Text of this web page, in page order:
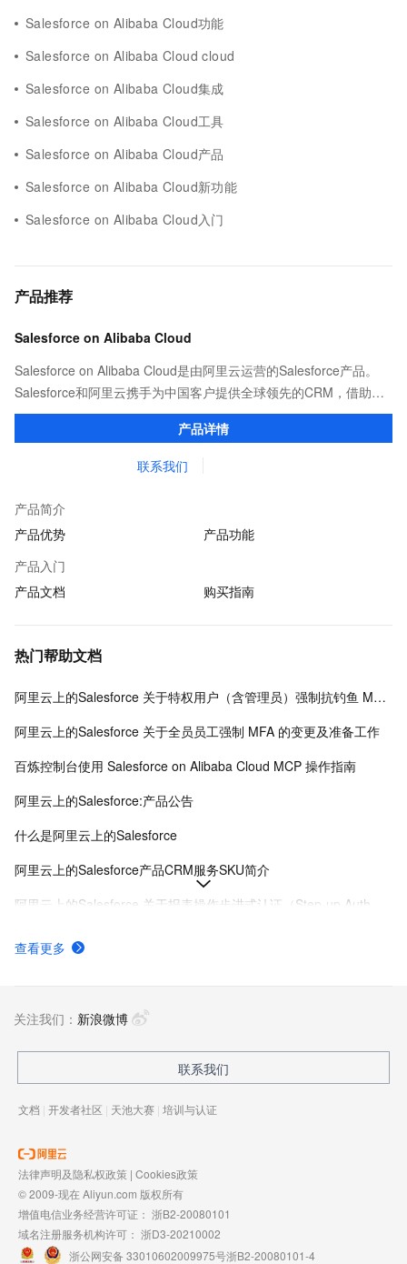
Salesforce on Alibaba Cloud功能
Salesforce on Alibaba Cloud cloud
Salesforce on Alibaba Cloud集成
Salesforce on Alibaba Cloud工具
Salesforce on Alibaba Cloud产品
Salesforce on Alibaba Cloud新功能
Salesforce on Alibaba Cloud入门
产品推荐
Salesforce on Alibaba Cloud
Salesforce on Alibaba Cloud是由阿里云运营的Salesforce产品。
Salesforce和阿里云携手为中国客户提供全球领先的CRM，借助客
户360为客户提供个性化体验，助您企业腾飞。
产品详情
联系我们
产品简介
产品优势
产品功能
产品入门
产品文档
购买指南
热门帮助文档
阿里云上的Salesforce 关于特权用户（含管理员）强制抗钓鱼 MFA 的变更及准备工作
阿里云上的Salesforce 关于全员员工强制 MFA 的变更及准备工作
百炼控制台使用 Salesforce on Alibaba Cloud MCP 操作指南
阿里云上的Salesforce:产品公告
什么是阿里云上的Salesforce
阿里云上的Salesforce产品CRM服务SKU简介
查看更多
关注我们： 新浪微博
联系我们
文档 | 开发者社区 | 天池大赛 | 培训与认证
法律声明及隐私权政策 | Cookies政策
© 2009-现在 Aliyun.com 版权所有
增值电信业务经营许可证： 浙B2-20080101
域名注册服务机构许可： 浙D3-20210002
浙公网安备 33010602009975号浙B2-20080101-4